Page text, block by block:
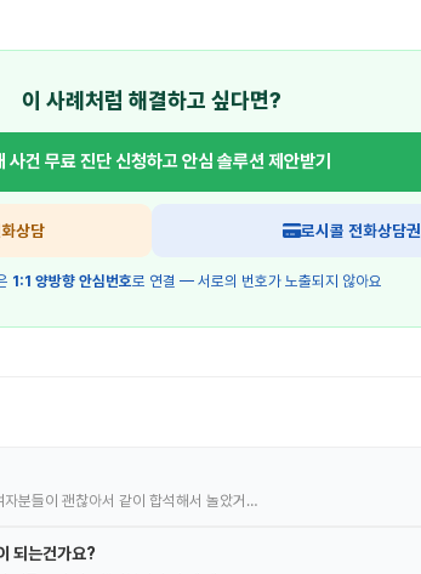
이 사례처럼 해결하고 싶다면?
사건 무료 진단 신청하고안심 솔루션 제안받기
상담 로시콜 전화상담권
1:1 양방향 안심번호로 연결 — 서로의 번호가 노출되지 않아요
분들이 괜찮아서 같이 합석해서 놀았거…
되는건가요?